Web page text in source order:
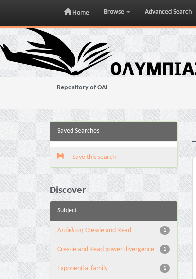
Skip
navigation
Home Browse Advanced Search
Repository of OAI
Saved Searches
Save this search
Discover
Subject
1
Aπόκλιση Cressie and Read
1
Cressie and Read power divergence
1
Exponential family